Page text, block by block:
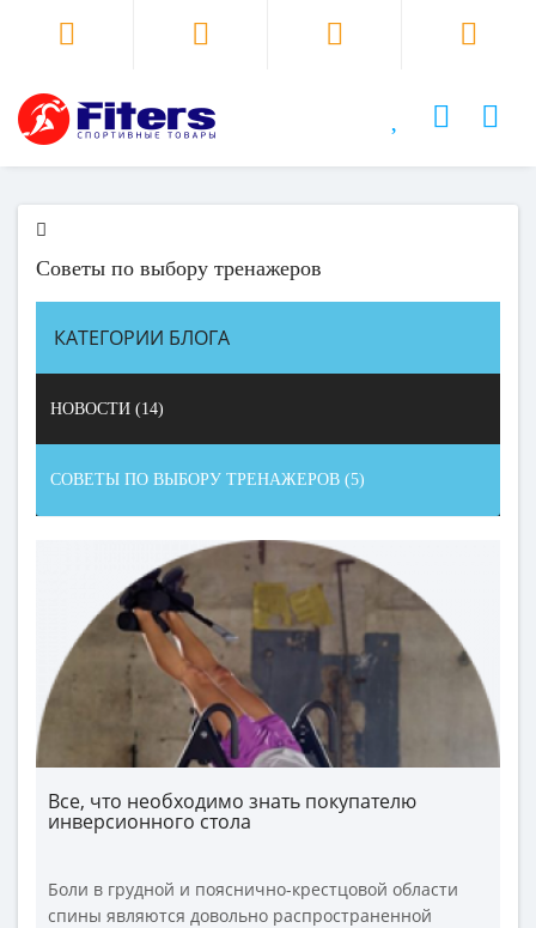
Советы по выбору тренажеров
КАТЕГОРИИ БЛОГА
НОВОСТИ (14)
СОВЕТЫ ПО ВЫБОРУ ТРЕНАЖЕРОВ (5)
Все, что необходимо знать покупателю
инверсионного стола
Боли в грудной и пояснично-крестцовой области
спины являются довольно распространенной